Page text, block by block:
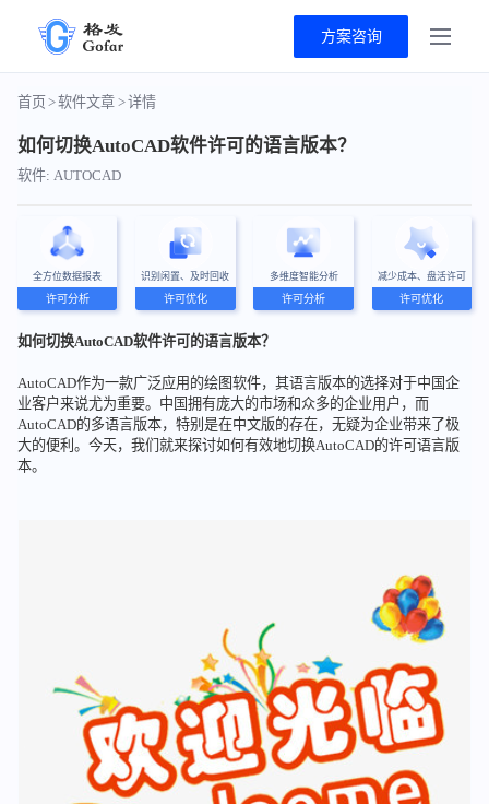
方案咨询
首页>软件文章 >详情
如何切换AutoCAD软件许可的语言版本？
软件: AUTOCAD
全方位数据报表
许可分析
识别闲置、及时回收
许可优化
多维度智能分析
许可分析
减少成本、盘活许可
许可优化
如何切换AutoCAD软件许可的语言版本？
AutoCAD作为一款广泛应用的绘图软件，其语言版本的选择对于中国企
业客户来说尤为重要。中国拥有庞大的市场和众多的企业用户，而
AutoCAD的多语言版本，特别是在中文版的存在，无疑为企业带来了极
大的便利。今天，我们就来探讨如何有效地切换AutoCAD的许可语言版
本。